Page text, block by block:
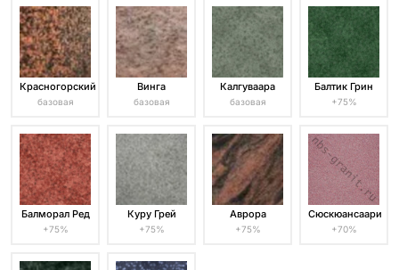
Красногорский
базовая
Винга
базовая
Калгуваара
базовая
Балтик Грин
+75%
Балморал Ред
+75%
Куру Грей
+75%
Аврора
+75%
Сюскюансаари
+70%